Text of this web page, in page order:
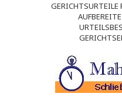
GERICHTSURTEILE